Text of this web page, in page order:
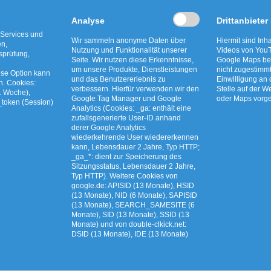
wieder aufgebaut, sodass er bald wieder
richtig
AWG bewegt: Live-
Freitag auf unserem
Kanal
und
Option kann
Cookies:
Woche),
(Session)
Analyse
Wir sammeln anonyme Daten über
Nutzung und Funktionalität unserer
Seite. Wir nutzen diese Erkenntnisse,
um unsere Produkte, Dienstleistungen
und das Benutzererlebnis zu
verbessern. Hierfür verwenden wir den
Google Tag Manager und Google
Analytics (Cookies: _ga: enthält eine
zufallsgenerierte User-ID anhand
derer Google Analytics
wiederkehrende User wiedererkennen
kann, Lebensdauer 2 Jahre, Typ HTTP;
_ga_*: dient zur Speicherung des
Sitzungsstatus, Lebensdauer 2 Jahre,
Typ HTTP). Weitere Cookies von
google.de: APISID (13 Monate), HSID
(13 Monate), NID (6 Monate), SAPISID
(13 Monate), SEARCH_SAMESITE (6
Monate), SID (13 Monate), SSID (13
Monate) und von double-clkick.net:
DSID (13 Monate), IDE (13 Monate)
Drittanbieter
Hiermit sind
Videos von
Google Maps
nicht
Einwilligung an
Stelle auf der
oder Maps